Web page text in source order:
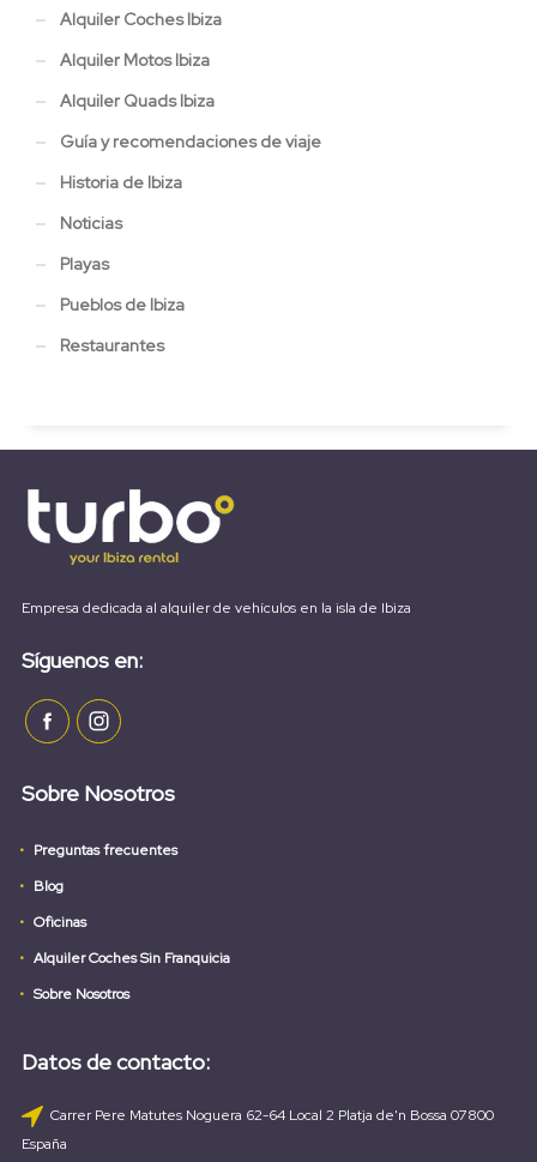
Alquiler Coches Ibiza
Alquiler Motos Ibiza
Alquiler Quads Ibiza
Guía y recomendaciones de viaje
Historia de Ibiza
Noticias
Playas
Pueblos de Ibiza
Restaurantes
Empresa dedicada al alquiler de vehículos en la isla de Ibiza
Síguenos en:
Sobre Nosotros
Preguntas frecuentes
Blog
Oficinas
Alquiler Coches Sin Franquicia
Sobre Nosotros
Datos de contacto:
Carrer Pere Matutes Noguera 62-64 Local 2 Platja de'n Bossa 07800
España